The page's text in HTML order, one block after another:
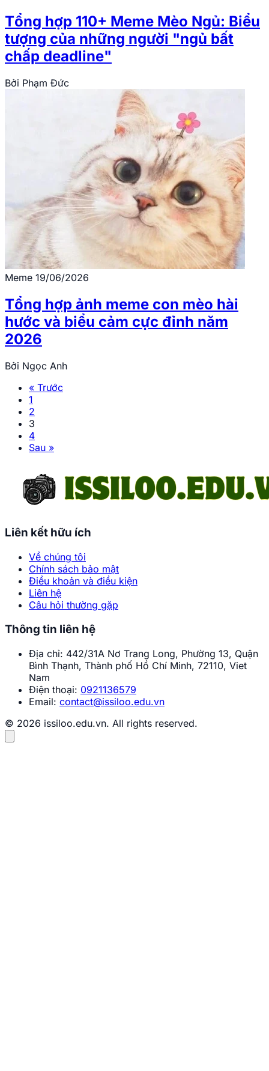
Tổng hợp 110+ Meme Mèo Ngủ: Biểu
tượng của những người "ngủ bất
chấp deadline"
Bởi Phạm Đức
Meme 19/06/2026
Tổng hợp ảnh meme con mèo hài
hước và biểu cảm cực đỉnh năm
2026
Bởi Ngọc Anh
« Trước
1
2
3
4
Sau »
Liên kết hữu ích
Về chúng tôi
Chính sách bảo mật
Điều khoản và điều kiện
Liên hệ
Câu hỏi thường gặp
Thông tin liên hệ
Địa chỉ: 442/31A Nơ Trang Long, Phường 13, Quận
Bình Thạnh, Thành phố Hồ Chí Minh, 72110, Viet
Nam
Điện thoại: 0921136579
Email: contact@issiloo.edu.vn
© 2026 issiloo.edu.vn. All rights reserved.